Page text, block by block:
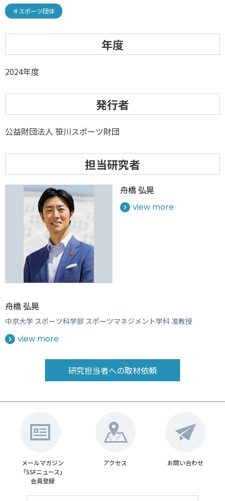
＃スポーツ団体
年度
2024年度
発行者
公益財団法人 笹川スポーツ財団
担当研究者
舟橋 弘晃
view more
舟橋 弘晃
中京大学 スポーツ科学部 スポーツマネジメント学科 准教授
view more
研究担当者への取材依頼
メールマガジン
「SSFニュース」
会員登録
アクセス お問い合わせ